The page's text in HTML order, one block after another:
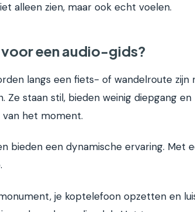
alleen zien, maar ook echt voelen.
een audio-gids?
langs een fiets- of wandelroute zijn
Ze staan stil, bieden weinig diepgang en
het moment.
bieden een dynamische ervaring. Met
je koptelefoon opzetten en